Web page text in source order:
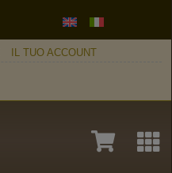
IL TUO ACCOUNT